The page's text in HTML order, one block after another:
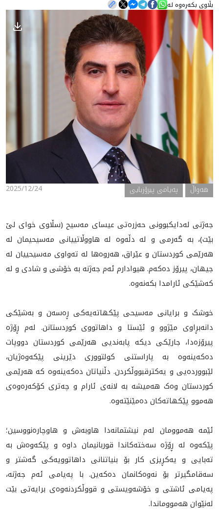
هه‌واڵ
گەلەری
بڵاوی بکەرەوە لە
2025/12/24 هه‌واڵ پەیامی پیرۆزبایی
جەژنى لەدایکبوونی حەزرەتی عیسای مەسیح (سڵاوی خوای لێ
بێت)، به‌ گه‌رمى و له‌ دڵه‌وه‌ لە هاووڵاتييانى مەسیحيمان لە
هەرێمی کوردستان و عێراق، هه‌روه‌ها له‌ ته‌واوى مه‌سيحييان له‌
جیهان، پيرۆز دەکەم. هیوادارم ئەم جەژنە بە خۆشی و شادی و لە
کەشێکی ئارامدا بکەنەوە.
خوشک و برایانی مەسیحی پێکهاتەیەکی ڕەسەن و بەشێکی
دانەبڕاوی مێژوو و ئێستا و داهاتووی كوردستانن. لەم ڕۆژە
پیرۆزەدا، جارێکی دیکە پابەندیی هەرێمی کوردستان دووپات
دەکەینەوە بە پاراستنی کولتووری دێرینی پێکەوەژیان،
لێبووردەیی و یەکترقبووڵکردن. دڵنیاتان دەکەینەوە کە هه‌رێمى
کوردستان وەک هەمیشە بە لانەی ئارام و چەتری کۆکەرەوەی
هەموو پێکهاتەکان دەمێنێتەوە.
ئێمە هەموومان لەم نیشتمانەدا هاوبەش و هاوچاره‌نووسین؛
پێکەوە لە ڕۆژە سەختەکاندا قوربانیمان داوە و پێکەوەش بە
تەبایی و یەکڕیزی کار بۆ بنیاتنانی داهاتوویەکی گەشتر و
سەقامگیرتر بۆ نەوەکانمان دەکەین. با پەیامی ئەم جەژنە،
پەیامی ئاشتی و خۆشەویستی و قووڵکردنەوەی برایەتی بێت
لەنێوان هەمووماندا.